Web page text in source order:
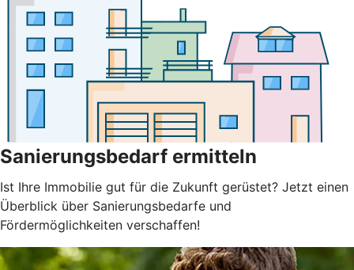
Sanierungsbedarf ermitteln
Ist Ihre Immobilie gut für die Zukunft gerüstet? Jetzt einen
Überblick über Sanierungsbedarfe und
Fördermöglichkeiten verschaffen!